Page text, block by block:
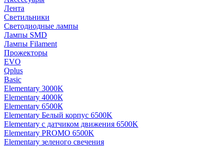
Лента
Светильники
Светодиодные лампы
Лампы SMD
Лампы Filament
Прожекторы
EVO
Qplus
Basic
Elementary 3000K
Elementary 4000К
Elementary 6500К
Elementary Белый корпус 6500K
Elementary с датчиком движения 6500K
Elementary PROMO 6500K
Elementary зеленого свечения